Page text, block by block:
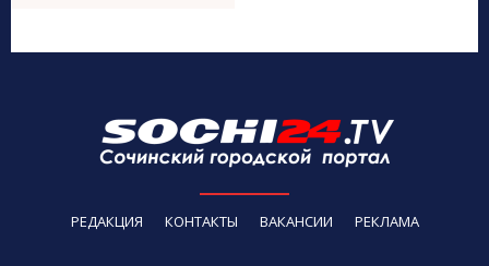
РЕДАКЦИЯ КОНТАКТЫ ВАКАНСИИ РЕКЛАМА